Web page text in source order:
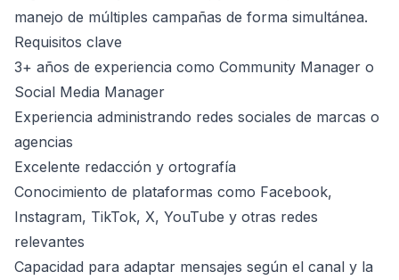
manejo de múltiples campañas de forma simultánea.
Requisitos clave
3+ años de experiencia como Community Manager o
Social Media Manager
Experiencia administrando redes sociales de marcas o
agencias
Excelente redacción y ortografía
Conocimiento de plataformas como Facebook,
Instagram, TikTok, X, YouTube y otras redes
relevantes
Capacidad para adaptar mensajes según el canal y la